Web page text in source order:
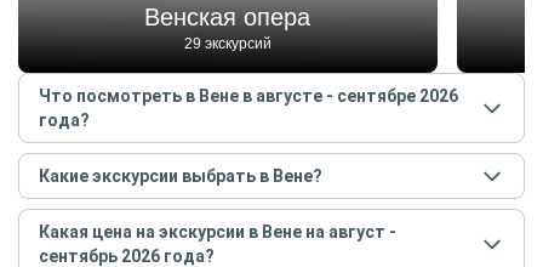
Венская опера
29 экскурсий
Что посмотреть в Вене в августе - сентябре 2026
года?
Самые популярные местав Венев августе -
сентябре 2026года:
Венская опера
Венский Лес
Какие экскурсии выбрать в Вене?
Самые популярные экскурсиив Венев августе -
сентябре 2026года:
Какая цена на экскурсии в Вене на август -
сентябрь 2026 года?